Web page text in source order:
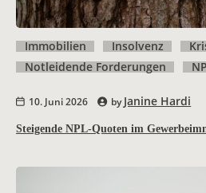
Immobilien Insolvenz
Notleidende Forderungen
10. Juni 2026 byJanine Hardi
Steigende NPL-Quoten im